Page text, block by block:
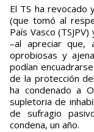
El TS ha revocado
(que tomó al
País Vasco
–al apreciar que,
oprobiosas y
podían
de la protección
ha condenado a
supletoria de
de sufragio
condena, un año.